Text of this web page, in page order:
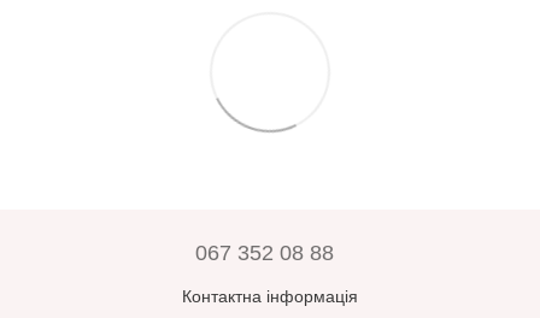
067 352 08 88
Контактна інформація